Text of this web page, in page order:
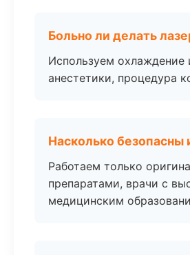
Больно ли делать
Используем охлаждение
анестетики, процедура
Насколько безопасны
Работаем только
препаратами, врачи с
медицинским